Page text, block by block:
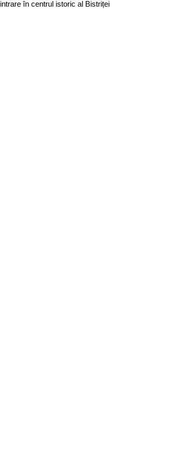
intrare în centrul istoric al Bistriței